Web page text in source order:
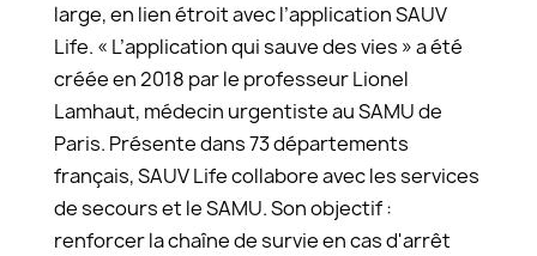
large, en lien étroit avec l’application SAUV
Life. « L’application qui sauve des vies » a été
créée en 2018 par le professeur Lionel
Lamhaut, médecin urgentiste au SAMU de
Paris. Présente dans 73 départements
français, SAUV Life collabore avec les services
de secours et le SAMU. Son objectif :
renforcer la chaîne de survie en cas d'arrêt